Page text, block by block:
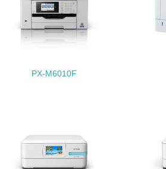
3.社会面の取り組み
23. <L1> 「人権・労働等」
4.環境面・社会面の情報公開他
PX-M6010F